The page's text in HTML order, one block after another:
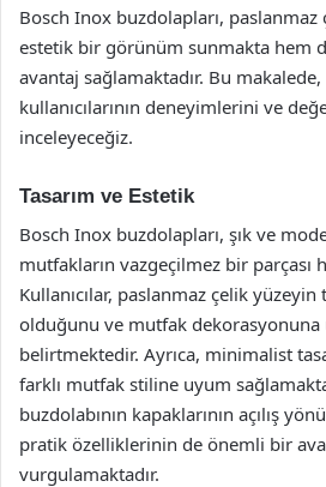
Bosch Inox buzdolapları, paslanmaz
estetik bir görünüm sunmakta hem de
avantaj sağlamaktadır. Bu
kullanıcılarının deneyimlerini ve
inceleyeceğiz.
Tasarım ve Estetik
Bosch Inox buzdolapları, şık ve
mutfakların vazgeçilmez bir parçası
Kullanıcılar, paslanmaz çelik
olduğunu ve mutfak dekorasyonuna
belirtmektedir. Ayrıca, minimalist
farklı mutfak stiline uyum
buzdolabının kapaklarının açılış
pratik özelliklerinin de önemli bir
vurgulamaktadır.